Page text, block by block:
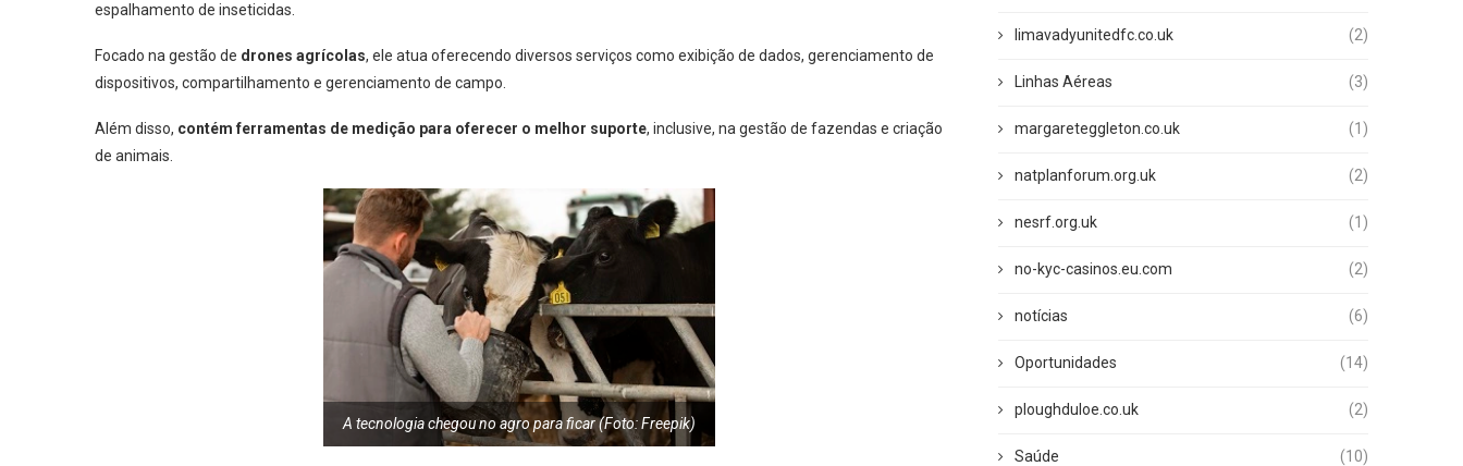
espalhamento de inseticidas.
Focado na gestão de drones agrícolas, ele atua oferecendo diversos serviços como exibição de dados, gerenciamento de
dispositivos, compartilhamento e gerenciamento de campo.
Além disso, contém ferramentas de medição para oferecer o melhor suporte, inclusive, na gestão de fazendas e criação
de animais.
A tecnologia chegou no agro para ficar (Foto: Freepik)
limavadyunitedfc.co.uk (2)
Linhas Aéreas (3)
margareteggleton.co.uk (1)
natplanforum.org.uk (2)
nesrf.org.uk (1)
no-kyc-casinos.eu.com (2)
notícias (6)
Oportunidades (14)
ploughduloe.co.uk (2)
Saúde (10)